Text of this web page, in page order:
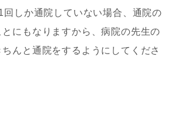
回しか通院していない場合、通院の
にもなりますから、病院の先生の
んと通院をするようにしてくださ